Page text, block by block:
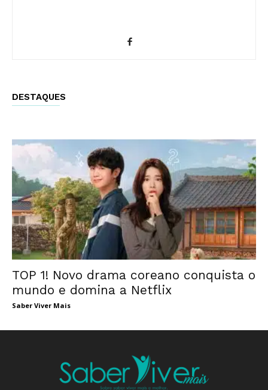
DESTAQUES
TOP 1! Novo drama coreano conquista o
mundo e domina a Netflix
Saber Viver Mais